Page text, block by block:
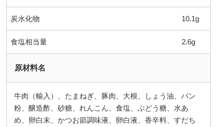
炭水化物 10.1g
食塩相当量 2.6g
原材料名
牛肉（輸入）、たまねぎ、豚肉、大根、しょう油、パン
粉、醸造酢、砂糖、れんこん、食塩、ぶどう糖、水あ
め、卵白末、かつお節調味液、卵白液、香辛料、すだち